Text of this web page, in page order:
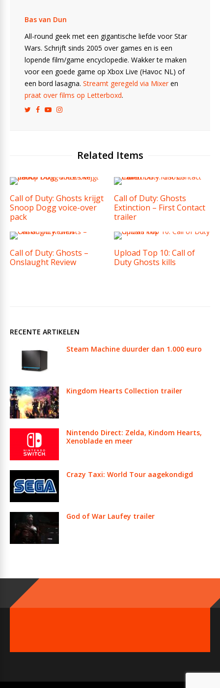
Bas van Dun
All-round geek met een gigantische liefde voor Star
Wars. Schrijft sinds 2005 over games en is een
lopende film/game encyclopedie. Wakker te maken
voor een goede game op Xbox Live (Havoc NL) of
een bord lasagna. Streamt geregeld via Mixeren
praat over films op Letterboxd.
Related Items
Call of Duty: Ghosts krijgt
Snoop Dogg voice-over
pack
Call of Duty: Ghosts
Extinction – First Contact
trailer
Call of Duty: Ghosts –
Onslaught Review
Upload Top 10: Call of
Duty Ghosts kills
RECENTE ARTIKELEN
Steam Machine duurder dan 1.000 euro
Kingdom Hearts Collection trailer
Nintendo Direct: Zelda, Kindom Hearts,
Xenoblade en meer
Crazy Taxi: World Tour aagekondigd
God of War Laufey trailer